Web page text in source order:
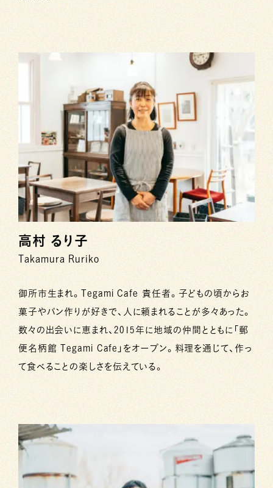
高村 るり子
Takamura Ruriko
御所市生まれ。Tegami Cafe 責任者。子どもの頃からお
菓子やパン作りが好きで、人に頼まれることが多々あった。
数々の出会いに恵まれ、2015年に地域の仲間とともに「郵
便名柄館 Tegami Cafe」をオープン。料理を通じて、作っ
て食べることの楽しさを伝えている。